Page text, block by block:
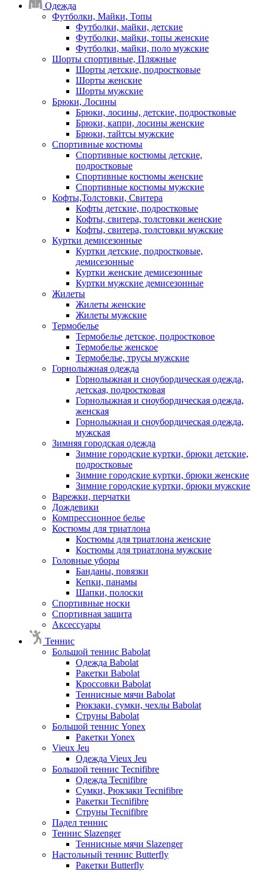
Одежда
Футболки, Майки, Топы
Футболки, майки, детские
Футболки, майки, топы женские
Футболки, майки, поло мужские
Шорты спортивные, Пляжные
Шорты детские, подростковые
Шорты женские
Шорты мужские
Брюки, Лосины
Брюки, лосины, детские, подростковые
Брюки, капри, лосины женские
Брюки, тайтсы мужские
Спортивные костюмы
Спортивные костюмы детские,
подростковые
Спортивные костюмы женские
Спортивные костюмы мужские
Кофты,Толстовки, Свитера
Кофты детские, подростковые
Кофты, свитера, толстовки женские
Кофты, свитера, толстовки мужские
Куртки демисезонные
Куртки детские, подростковые,
демисезонные
Куртки женские демисезонные
Куртки мужские демисезонные
Жилеты
Жилеты женские
Жилеты мужские
Термобелье
Термобелье детское, подростковое
Термобелье женское
Термобелье, трусы мужские
Горнолыжная одежда
Горнолыжная и сноубордическая одежда,
детская, подростковая
Горнолыжная и сноубордическая одежда,
женская
Горнолыжная и сноубордическая одежда,
мужская
Зимняя городская одежда
Зимние городские куртки, брюки детские,
подростковые
Зимние городские куртки, брюки женские
Зимние городские куртки, брюки мужские
Варежки, перчатки
Дождевики
Компрессионное белье
Костюмы для триатлона
Костюмы для триатлона женские
Костюмы для триатлона мужские
Головные уборы
Банданы, повязки
Кепки, панамы
Шапки, полоски
Спортивные носки
Спортивная защита
Аксессуары
Теннис
Большой теннис Babolat
Одежда Babolat
Ракетки Babolat
Кроссовки Babolat
Теннисные мячи Babolat
Рюкзаки, сумки, чехлы Babolat
Струны Babolat
Большой теннис Yonex
Ракетки Yonex
Vieux Jeu
Одежда Vieux Jeu
Большой теннис Tecnifibre
Одежда Tecnifibre
Сумки, Рюкзаки Tecnifibre
Ракетки Tecnifibre
Струны Tecnifibre
Падел теннис
Теннис Slazenger
Теннисные мячи Slazenger
Настольный теннис Butterfly
Ракетки Butterfly